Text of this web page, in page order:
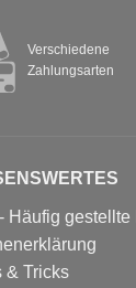
Verschiedene
Zahlungsarten
Häufig gestellte
& Tricks